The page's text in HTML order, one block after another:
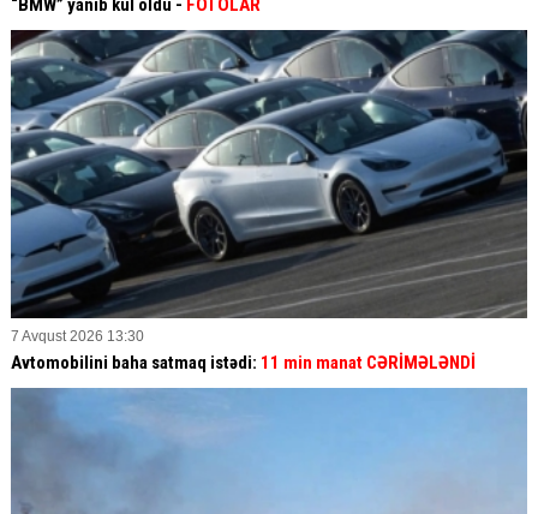
7 Avqust 2026 13:30
Avtomobilini baha satmaq istədi: 11 min manat CƏRİMƏLƏNDİ